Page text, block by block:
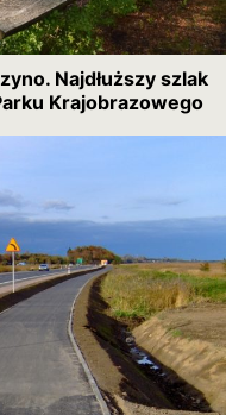
Najdłuższy szlak
Krajobrazowego